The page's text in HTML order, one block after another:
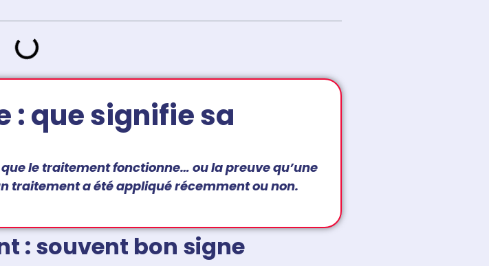
: que signifie sa
le traitement fonctionne… ou la preuve qu’une
traitement a été appliqué récemment ou non.
: souvent bon signe